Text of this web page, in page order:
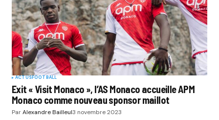
ACTUSFOOTBALL
Exit « Visit Monaco », l’AS Monaco accueille APM
Monaco comme nouveau sponsor maillot
ParAlexandre Bailleul3 novembre 2023